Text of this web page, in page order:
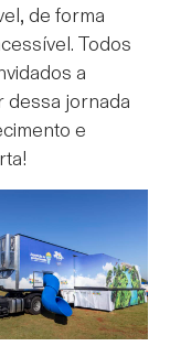
de forma
Todos
a
dessa jornada
e